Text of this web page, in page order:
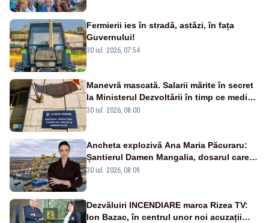
Fermierii ies în stradă, astăzi, în fața
Guvernului!
30 iul. 2026, 07:54
Manevră mascată. Salarii mărite în secret
la Ministerul Dezvoltării în timp ce medicii
ies în stradă
30 iul. 2026, 08:00
Ancheta explozivă Ana Maria Păcuraru:
Șantierul Damen Mangalia, dosarul care
scufundă apărarea României
30 iul. 2026, 08:09
Dezvăluiri INCENDIARE marca Rizea TV:
Ion Bazac, în centrul unor noi acuzații